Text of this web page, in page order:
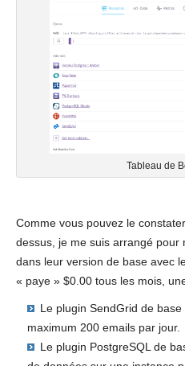
Tableau de
Comme vous pouvez le
dessus, je me suis arrangé
dans leur version de base avec
« paye » $0.00 tous les mois,
Le plugin SendGrid de
maximum 200 emails par jour.
Le plugin PostgreSQL de